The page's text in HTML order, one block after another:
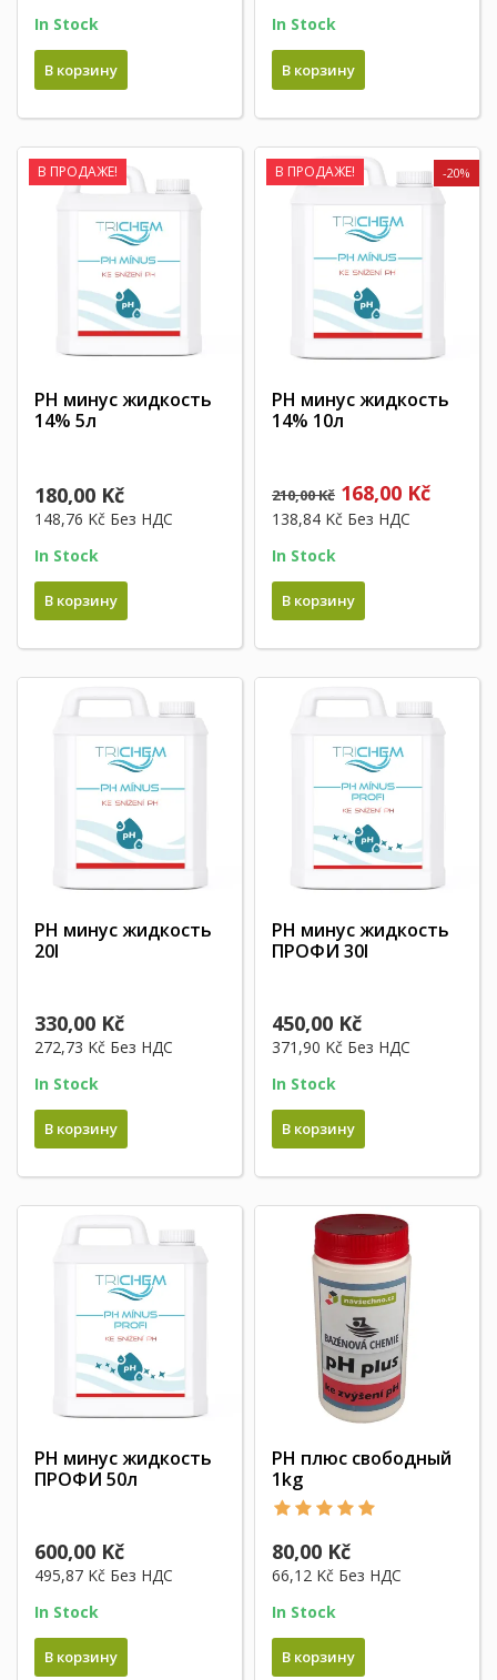
In Stock
В корзину
In Stock
В корзину
В ПРОДАЖЕ!
PH минус жидкость
14% 5л
180,00 Kč
148,76 Kč Без НДС
In Stock
В корзину
В ПРОДАЖЕ!
PH минус жидкость
14% 10л
210,00 Kč
-20%
168,00 Kč
138,84 Kč Без НДС
In Stock
В корзину
PH минус жидкость
20l
330,00 Kč
272,73 Kč Без НДС
In Stock
В корзину
PH минус жидкость
ПРОФИ 30l
450,00 Kč
371,90 Kč Без НДС
In Stock
В корзину
PH минус жидкость
ПРОФИ 50л
600,00 Kč
495,87 Kč Без НДС
In Stock
В корзину
PH плюс свободный
1kg
80,00 Kč
66,12 Kč Без НДС
In Stock
В корзину